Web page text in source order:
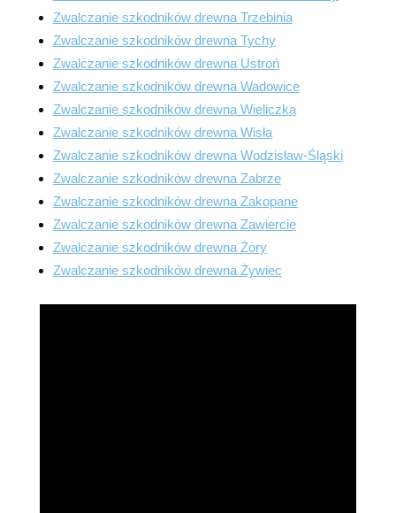
Zwalczanie szkodników drewna Trzebinia
Zwalczanie szkodników drewna Tychy
Zwalczanie szkodników drewna Ustroń
Zwalczanie szkodników drewna Wadowice
Zwalczanie szkodników drewna Wieliczka
Zwalczanie szkodników drewna Wisła
Zwalczanie szkodników drewna Wodzisław-Śląski
Zwalczanie szkodników drewna Zabrze
Zwalczanie szkodników drewna Zakopane
Zwalczanie szkodników drewna Zawiercie
Zwalczanie szkodników drewna Żory
Zwalczanie szkodników drewna Żywiec